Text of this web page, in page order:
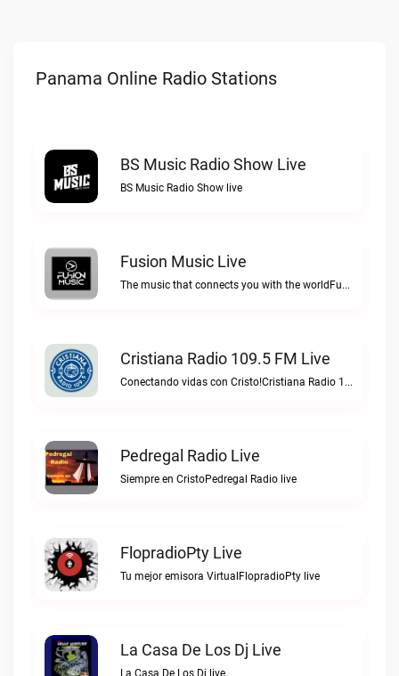
Panama Online Radio Stations
BS Music Radio Show Live
BS Music Radio Show live
Fusion Music Live
The music that connects you with the worldFusion Music live
Cristiana Radio 109.5 FM Live
Conectando vidas con Cristo!Cristiana Radio 109.5 FM live
Pedregal Radio Live
Siempre en CristoPedregal Radio live
FlopradioPty Live
Tu mejor emisora VirtualFlopradioPty live
La Casa De Los Dj Live
La Casa De Los Dj live